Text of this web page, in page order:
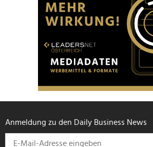
Anmeldung zu den Daily Business News